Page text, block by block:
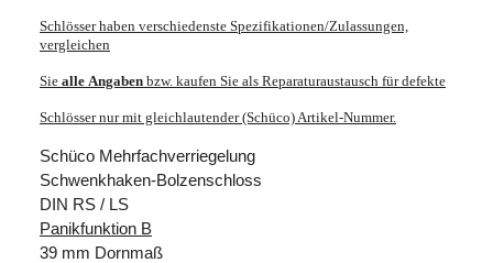
Schlösser haben verschiedenste Spezifikationen/Zulassungen,
vergleichen
Sie alle Angaben bzw. kaufen Sie als Reparaturaustausch für defekte
Schlösser nur mit gleichlautender (Schüco) Artikel-Nummer.
Schüco Mehrfachverriegelung
Schwenkhaken-Bolzenschloss
DIN RS / LS
Panikfunktion B
39 mm Dornmaß